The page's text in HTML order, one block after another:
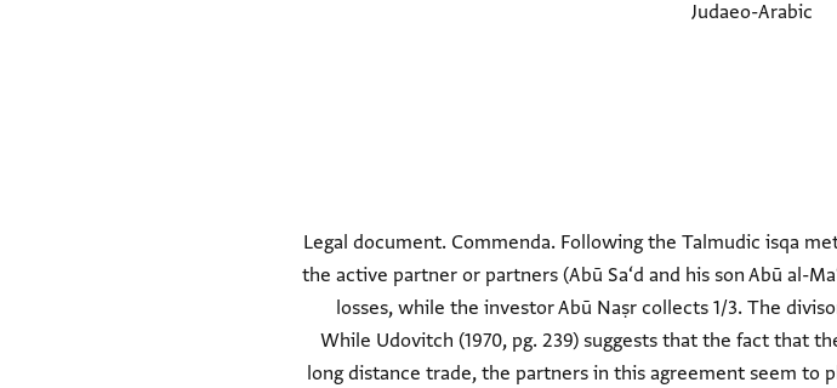
Judaeo-Arabic
Legal document. Commenda. Following the Talmudic isqa
the active partner or partners (Abū Sa‘d and his son Abū al-
losses, while the investor Abū Naṣr collects 1/3. The
While Udovitch (1970, pg. 239) suggests that the fact that
long distance trade, the partners in this agreement seem